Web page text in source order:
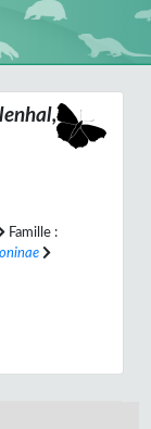
Famille :